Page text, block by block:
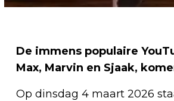
De immens populaire
Max, Marvin en Sjaak,
Op dinsdag 4 maart 2026